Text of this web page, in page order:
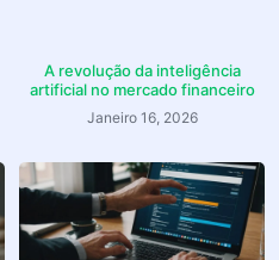
A revolução da inteligência
artificial no mercado financeiro
Janeiro 16, 2026